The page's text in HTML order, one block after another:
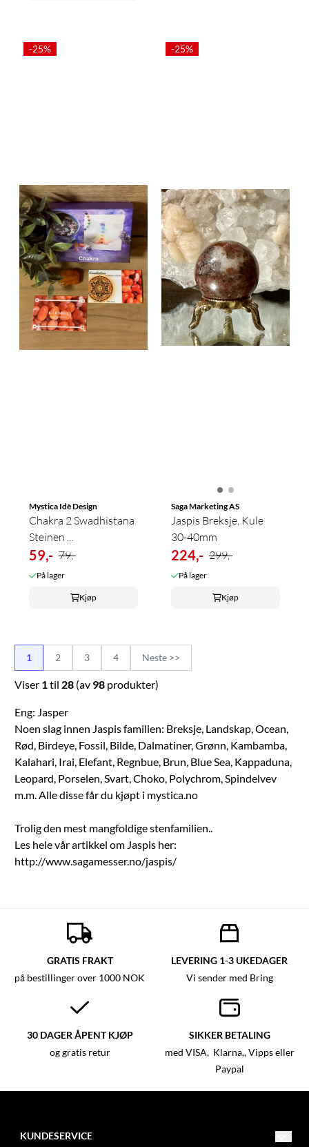
-25%
Mystica Idè Design
Chakra 2 Swadhistana
Steinen ...
59,- 79,-
På lager
Kjøp
-25%
Saga Marketing AS
Jaspis Breksje, Kule
30-40mm
224,- 299,-
På lager
Kjøp
1 2 3 4 Neste >>
Viser 1 til 28 (av 98 produkter)
Eng: Jasper
Noen slag innen Jaspis familien: Breksje, Landskap, Ocean,
Rød, Birdeye, Fossil, Bilde, Dalmatiner, Grønn, Kambamba,
Kalahari, Irai, Elefant, Regnbue, Brun, Blue Sea, Kappaduna,
Leopard, Porselen, Svart, Choko, Polychrom, Spindelvev
m.m. Alle disse får du kjøpt i mystica.no
Trolig den mest mangfoldige stenfamilien..
Les hele vår artikkel om Jaspis her:
http://www.sagamesser.no/jaspis/
GRATIS FRAKT
på bestillinger over 1000 NOK
LEVERING 1-3 UKEDAGER
Vi sender med Bring
30 DAGER ÅPENT KJØP
og gratis retur
SIKKER BETALING
med VISA, Klarna,, Vipps eller
Paypal
KUNDESERVICE